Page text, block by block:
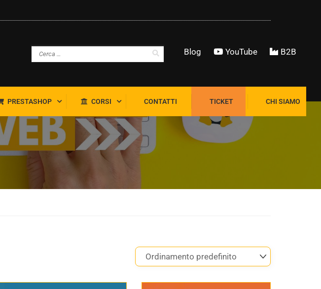
B2B
YouTube
Blog
PRESTASHOP CORSI CONTATTI TICKET CHI SIAMO